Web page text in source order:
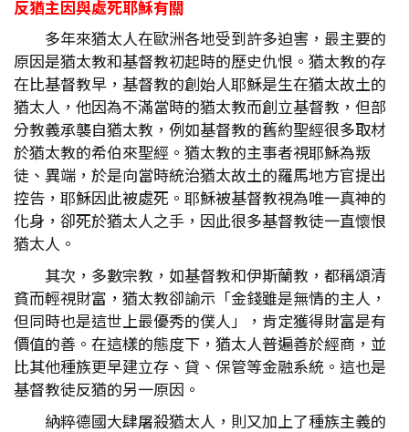
反猶主因與處死耶穌有關
多年來猶太人在歐洲各地受到許多迫害，最主要的
原因是猶太教和基督教初起時的歷史仇恨。猶太教的存
在比基督教早，基督教的創始人耶穌是生在猶太故土的
猶太人，他因為不滿當時的猶太教而創立基督教，但部
分教義承襲自猶太教，例如基督教的舊約聖經很多取材
於猶太教的希伯來聖經。猶太教的主事者視耶穌為叛
徒、異端，於是向當時統治猶太故土的羅馬地方官提出
控告，耶穌因此被處死。耶穌被基督教視為唯一真神的
化身，卻死於猶太人之手，因此很多基督教徒一直懷恨
猶太人。
其次，多數宗教，如基督教和伊斯蘭教，都稱頌清
貧而輕視財富，猶太教卻諭示「金錢雖是無情的主人，
但同時也是這世上最優秀的僕人」，肯定獲得財富是有
價值的善。在這樣的態度下，猶太人普遍善於經商，並
比其他種族更早建立存、貸、保管等金融系統。這也是
基督教徒反猶的另一原因。
納粹德國大肆屠殺猶太人，則又加上了種族主義的